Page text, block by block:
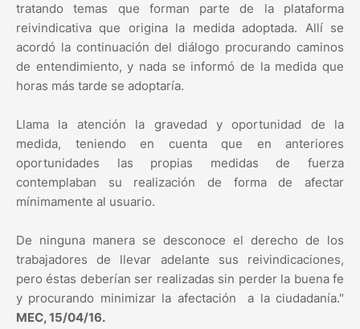
tratando temas que forman parte de la plataforma
reivindicativa que origina la medida adoptada. Allí se
acordó la continuación del diálogo procurando caminos
de entendimiento, y nada se informó de la medida que
horas más tarde se adoptaría.
Llama la atención la gravedad y oportunidad de la
medida, teniendo en cuenta que en anteriores
oportunidades las propias medidas de fuerza
contemplaban su realización de forma de afectar
mínimamente al usuario.
De ninguna manera se desconoce el derecho de los
trabajadores de llevar adelante sus reivindicaciones,
pero éstas deberían ser realizadas sin perder la buena fe
y procurando minimizar la afectación a la ciudadanía."
MEC, 15/04/16.